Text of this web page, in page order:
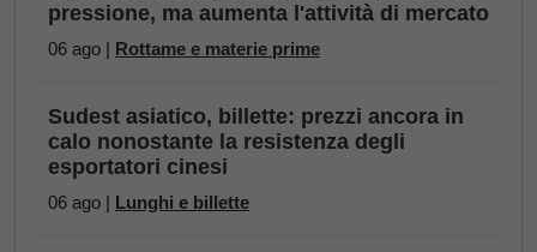
pressione, ma aumenta l'attività di mercato
06 ago | Rottame e materie prime
Sudest asiatico, billette: prezzi ancora in
calo nonostante la resistenza degli
esportatori cinesi
06 ago | Lunghi e billette